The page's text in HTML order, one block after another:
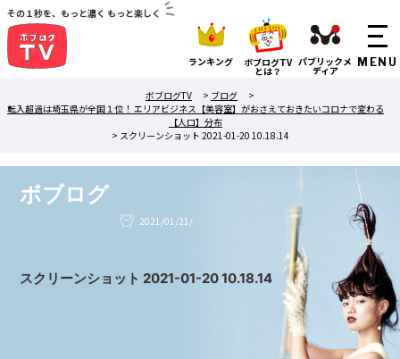
その１秒を、もっと濃く もっと楽しく
ランキング ボブログTV
とは？
パブリックメ
ディア
ボブログTV
> ブログ
>
転入超過は埼玉県が全国１位！ エリアビジネス【美容室】がおさえておきたいコロナで変わる
【人口】分布
> スクリーンショット 2021-01-20 10.18.14
ボブログ
2021/01/21/
スクリーンショット 2021-01-20 10.18.14